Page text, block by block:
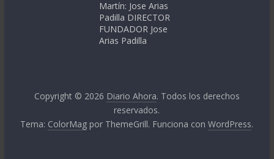
Martín: Jose Arias
Padilla DIRECTOR
FUNDADOR Jose
Arias Padilla
Copyright © 2026 Diario Ahora. Todos los derechos
reservados.
Tema: ColorMag por ThemeGrill. Funciona conWordPress.